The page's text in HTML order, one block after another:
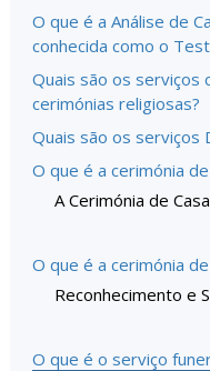
O que é a Análise de
conhecida como o
Quais são os serviços
cerimónias religiosas?
Quais são os serviços
O que é a cerimónia
A Cerimónia de
O que é a cerimónia
Reconhecimento e
O que é o serviço